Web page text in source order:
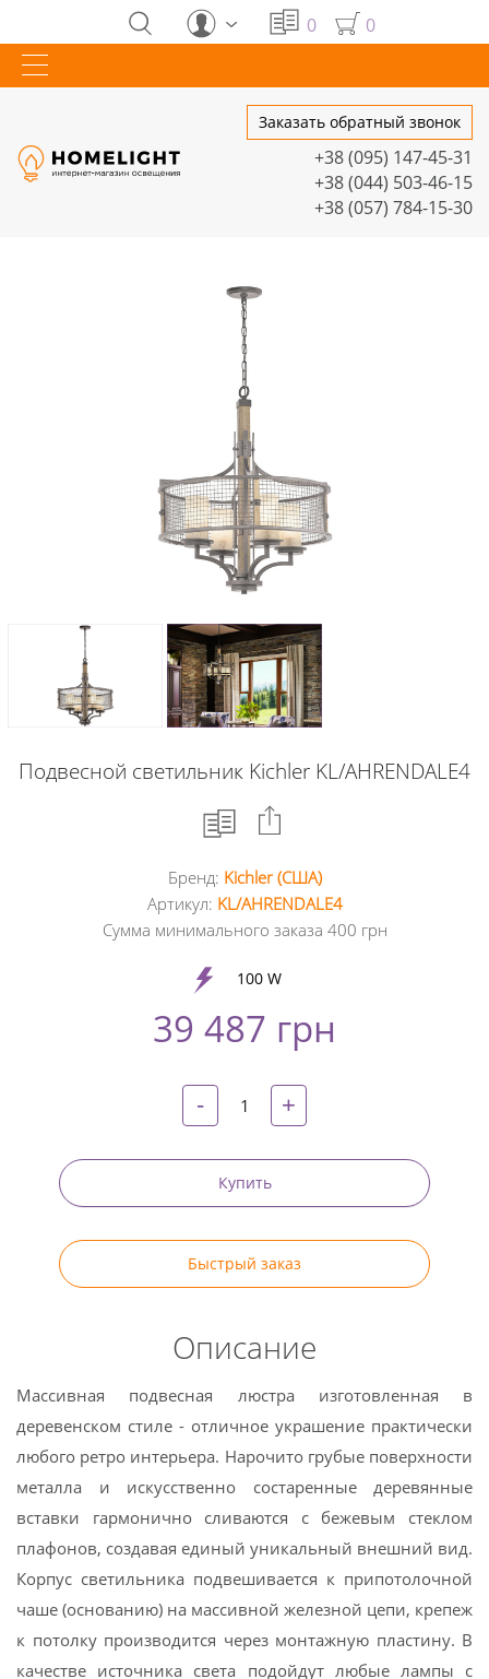
0 0
Заказать обратный звонок
+38 (095) 147-45-31
+38 (044) 503-46-15
+38 (057) 784-15-30
Подвесной светильник Kichler KL/AHRENDALE4
Facebook
+
Twitter
Pinterest
Бренд: Kichler (США)
Артикул: KL/AHRENDALE4
Сумма минимального заказа 400 грн
100 W
39 487 грн
- +
Купить
Быстрый заказ
Описание
Массивная подвесная люстра изготовленная в
деревенском стиле - отличное украшение практически
любого ретро интерьера. Нарочито грубые поверхности
металла и искусственно состаренные деревянные
вставки гармонично сливаются с бежевым стеклом
плафонов, создавая единый уникальный внешний вид.
Корпус светильника подвешивается к припотолочной
чаше (основанию) на массивной железной цепи, крепеж
к потолку производится через монтажную пластину. В
качестве источника света подойдут любые лампы с